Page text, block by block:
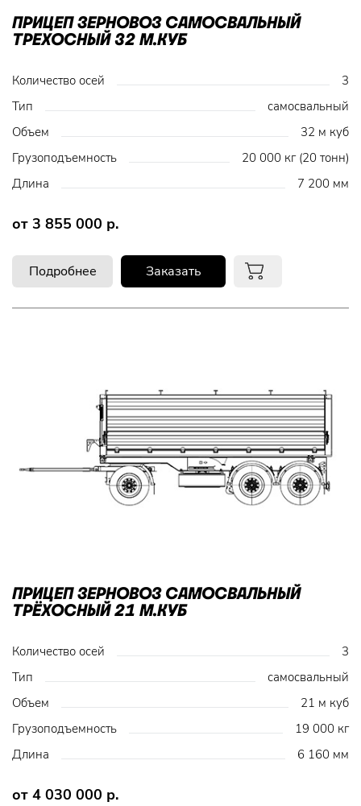
ПРИЦЕП ЗЕРНОВОЗ САМОСВАЛЬНЫЙ
ТРЕХОСНЫЙ 32 М.КУБ
Количество осей
3
Тип
самосвальный
Объем
32 м куб
Грузоподъемность
20 000 кг (20 тонн)
Длина
7 200 мм
от 3 855 000 р.
Подробнее Заказать
ПРИЦЕП ЗЕРНОВОЗ САМОСВАЛЬНЫЙ
ТРЁХОСНЫЙ 21 М.КУБ
Количество осей
3
Тип
самосвальный
Объем
21 м куб
Грузоподъемность
19 000 кг
Длина
6 160 мм
от 4 030 000 р.